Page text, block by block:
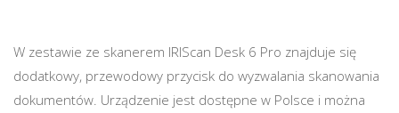
W zestawie ze skanerem IRIScan Desk 6 Pro znajduje się
dodatkowy, przewodowy przycisk do wyzwalania skanowania
dokumentów. Urządzenie jest dostępne w Polsce i można